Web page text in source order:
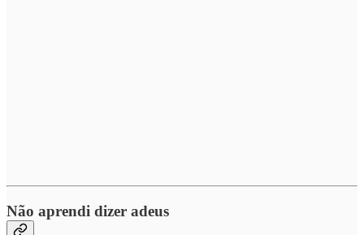
Não aprendi dizer adeus